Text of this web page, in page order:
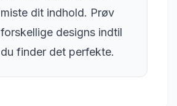
miste dit indhold. Prøv
forskellige designs indtil
du finder det perfekte.